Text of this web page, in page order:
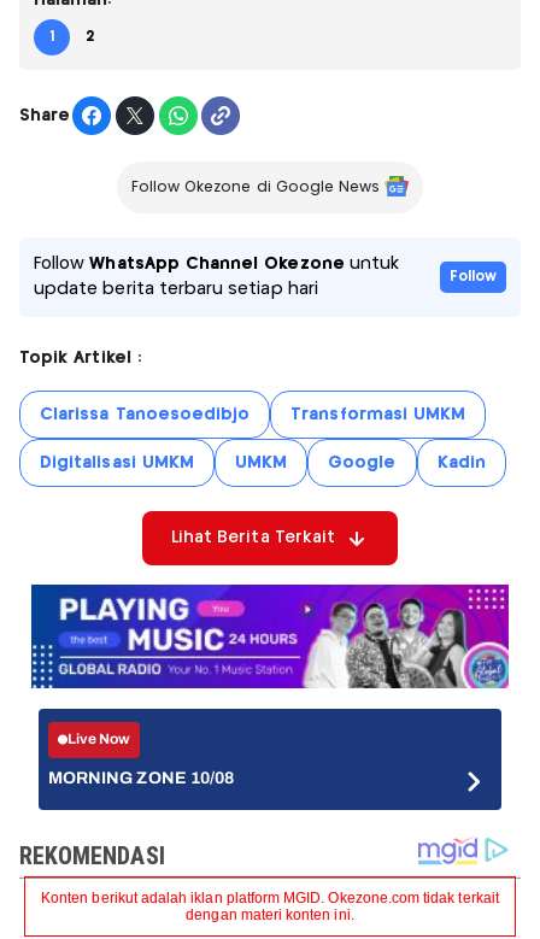
1 2
Share
Follow Okezone di Google News
FollowWhatsApp Channel Okezone untuk
update berita terbaru setiap hari
Follow
Topik Artikel :
Clarissa Tanoesoedibjo Transformasi UMKM
Digitalisasi UMKM UMKM Google Kadin
Lihat Berita Terkait
Live Now
MORNING ZONE 10/08